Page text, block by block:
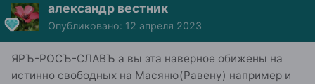
александр вестник
Опубликовано: 12 апреля 2023
ЯРЪ-РОСЪ-СЛАВЪ а вы эта наверное обижены на
истинно свободных на Масяню(Равену) например и